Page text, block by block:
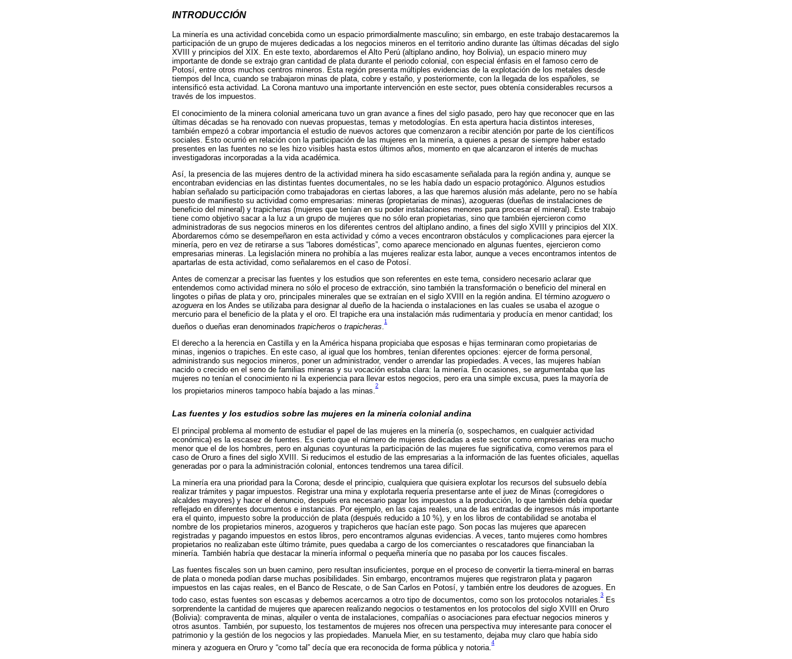
INTRODUCCIÓN
La minería es una actividad concebida como un espacio primordialmente masculino; sin embargo, en este trabajo destacaremos la
participación de un grupo de mujeres dedicadas a los negocios mineros en el territorio andino durante las últimas décadas del siglo
XVIII y principios del XIX. En este texto, abordaremos el Alto Perú (altiplano andino, hoy Bolivia), un espacio minero muy
importante de donde se extrajo gran cantidad de plata durante el periodo colonial, con especial énfasis en el famoso cerro de
Potosí, entre otros muchos centros mineros. Esta región presenta múltiples evidencias de la explotación de los metales desde
tiempos del Inca, cuando se trabajaron minas de plata, cobre y estaño, y posteriormente, con la llegada de los españoles, se
intensificó esta actividad. La Corona mantuvo una importante intervención en este sector, pues obtenía considerables recursos a
través de los impuestos.
El conocimiento de la minera colonial americana tuvo un gran avance a fines del siglo pasado, pero hay que reconocer que en las
últimas décadas se ha renovado con nuevas propuestas, temas y metodologías. En esta apertura hacia distintos intereses,
también empezó a cobrar importancia el estudio de nuevos actores que comenzaron a recibir atención por parte de los científicos
sociales. Esto ocurrió en relación con la participación de las mujeres en la minería, a quienes a pesar de siempre haber estado
presentes en las fuentes no se les hizo visibles hasta estos últimos años, momento en que alcanzaron el interés de muchas
investigadoras incorporadas a la vida académica.
Así, la presencia de las mujeres dentro de la actividad minera ha sido escasamente señalada para la región andina y, aunque se
encontraban evidencias en las distintas fuentes documentales, no se les había dado un espacio protagónico. Algunos estudios
habían señalado su participación como trabajadoras en ciertas labores, a las que haremos alusión más adelante, pero no se había
puesto de manifiesto su actividad como empresarias: mineras (propietarias de minas), azogueras (dueñas de instalaciones de
beneficio del mineral) y trapicheras (mujeres que tenían en su poder instalaciones menores para procesar el mineral). Este trabajo
tiene como objetivo sacar a la luz a un grupo de mujeres que no sólo eran propietarias, sino que también ejercieron como
administradoras de sus negocios mineros en los diferentes centros del altiplano andino, a fines del siglo XVIII y principios del XIX.
Abordaremos cómo se desempeñaron en esta actividad y cómo a veces encontraron obstáculos y complicaciones para ejercer la
minería, pero en vez de retirarse a sus “labores domésticas”, como aparece mencionado en algunas fuentes, ejercieron como
empresarias mineras. La legislación minera no prohibía a las mujeres realizar esta labor, aunque a veces encontramos intentos de
apartarlas de esta actividad, como señalaremos en el caso de Potosí.
Antes de comenzar a precisar las fuentes y los estudios que son referentes en este tema, considero necesario aclarar que
entendemos como actividad minera no sólo el proceso de extracción, sino también la transformación o beneficio del mineral en
lingotes o piñas de plata y oro, principales minerales que se extraían en el siglo XVIII en la región andina. El término azoguero o
azoguera en los Andes se utilizaba para designar al dueño de la hacienda o instalaciones en las cuales se usaba el azogue o
mercurio para el beneficio de la plata y el oro. El trapiche era una instalación más rudimentaria y producía en menor cantidad; los
dueños o dueñas eran denominados trapicheros o trapicheras.
1
El derecho a la herencia en Castilla y en la América hispana propiciaba que esposas e hijas terminaran como propietarias de
minas, ingenios o trapiches. En este caso, al igual que los hombres, tenían diferentes opciones: ejercer de forma personal,
administrando sus negocios mineros, poner un administrador, vender o arrendar las propiedades. A veces, las mujeres habían
nacido o crecido en el seno de familias mineras y su vocación estaba clara: la minería. En ocasiones, se argumentaba que las
mujeres no tenían el conocimiento ni la experiencia para llevar estos negocios, pero era una simple excusa, pues la mayoría de
los propietarios mineros tampoco había bajado a las minas.
2
Las fuentes y los estudios sobre las mujeres en la minería colonial andina
El principal problema al momento de estudiar el papel de las mujeres en la minería (o, sospechamos, en cualquier actividad
económica) es la escasez de fuentes. Es cierto que el número de mujeres dedicadas a este sector como empresarias era mucho
menor que el de los hombres, pero en algunas coyunturas la participación de las mujeres fue significativa, como veremos para el
caso de Oruro a fines del siglo XVIII. Si reducimos el estudio de las empresarias a la información de las fuentes oficiales, aquellas
generadas por o para la administración colonial, entonces tendremos una tarea difícil.
La minería era una prioridad para la Corona; desde el principio, cualquiera que quisiera explotar los recursos del subsuelo debía
realizar trámites y pagar impuestos. Registrar una mina y explotarla requería presentarse ante el juez de Minas (corregidores o
alcaldes mayores) y hacer el denuncio, después era necesario pagar los impuestos a la producción, lo que también debía quedar
reflejado en diferentes documentos e instancias. Por ejemplo, en las cajas reales, una de las entradas de ingresos más importante
era el quinto, impuesto sobre la producción de plata (después reducido a 10 %), y en los libros de contabilidad se anotaba el
nombre de los propietarios mineros, azogueros y trapicheros que hacían este pago. Son pocas las mujeres que aparecen
registradas y pagando impuestos en estos libros, pero encontramos algunas evidencias. A veces, tanto mujeres como hombres
propietarios no realizaban este último trámite, pues quedaba a cargo de los comerciantes o rescatadores que financiaban la
minería. También habría que destacar la minería informal o pequeña minería que no pasaba por los cauces fiscales.
Las fuentes fiscales son un buen camino, pero resultan insuficientes, porque en el proceso de convertir la tierra-mineral en barras
de plata o moneda podían darse muchas posibilidades. Sin embargo, encontramos mujeres que registraron plata y pagaron
impuestos en las cajas reales, en el Banco de Rescate, o de San Carlos en Potosí, y también entre los deudores de azogues. En
todo caso, estas fuentes son escasas y debemos acercarnos a otro tipo de documentos, como son los protocolos notariales.
3
Es
sorprendente la cantidad de mujeres que aparecen realizando negocios o testamentos en los protocolos del siglo XVIII en Oruro
(Bolivia): compraventa de minas, alquiler o venta de instalaciones, compañías o asociaciones para efectuar negocios mineros y
otros asuntos. También, por supuesto, los testamentos de mujeres nos ofrecen una perspectiva muy interesante para conocer el
patrimonio y la gestión de los negocios y las propiedades. Manuela Mier, en su testamento, dejaba muy claro que había sido
minera y azoguera en Oruro y “como tal” decía que era reconocida de forma pública y notoria.
4